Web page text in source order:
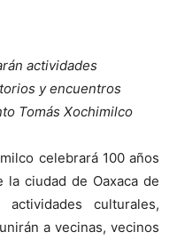
actividades
y encuentros
Tomás Xochimilco
celebrará 100 años
ciudad de Oaxaca de
culturales,
a vecinas, vecinos